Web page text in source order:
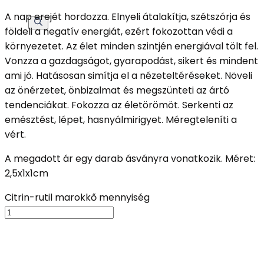
A nap erejét hordozza. Elnyeli átalakítja, szétszórja és
földeli a negatív energiát, ezért fokozottan védi a
környezetet. Az élet minden szintjén energiával tölt fel.
Vonzza a gazdagságot, gyarapodást, sikert és mindent
ami jó. Hatásosan simítja el a nézeteltéréseket. Növeli
az önérzetet, önbizalmat és megszünteti az ártó
tendenciákat. Fokozza az életörömöt. Serkenti az
emésztést, lépet, hasnyálmirigyet. Méregteleníti a
vért.
A megadott ár egy darab ásványra vonatkozik. Méret:
2,5x1x1cm
Citrin-rutil marokkő mennyiség